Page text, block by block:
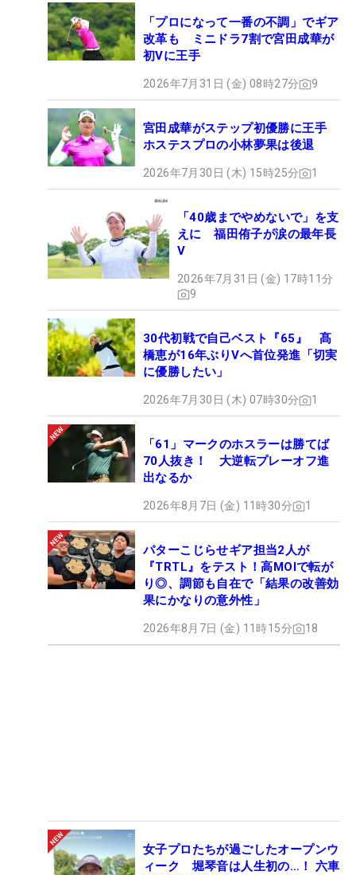
「プロになって一番の不調」でギア
改革も ミニドラ7割で宮田成華が
初Vに王手
2026年7月31日 (金) 08時27分 9
宮田成華がステップ初優勝に王手
ホステスプロの小林夢果は後退
2026年7月30日 (木) 15時25分 1
「40歳までやめないで」を支
えに 福田侑子が涙の最年長
V
2026年7月31日 (金) 17時11分
9
30代初戦で自己ベスト『65』 髙
橋恵が16年ぶりVへ首位発進「切実
に優勝したい」
2026年7月30日 (木) 07時30分 1
「61」マークのホスラーは勝てば
70人抜き！ 大逆転プレーオフ進
出なるか
2026年8月7日 (金) 11時30分 1
パターこじらせギア担当2人が
『TRTL』をテスト！高MOIで転が
り◎、調節も自在で「結果の改善効
果にかなりの意外性」
2026年8月7日 (金) 11時15分 18
女子プロたちが過ごしたオープンウ
ィーク 堀琴音は人生初の…！ 六車